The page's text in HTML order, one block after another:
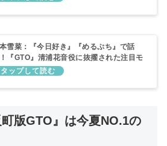
雪菜：『今日好き』『めるぷち』で話
『GTO』清浦花音役に抜擢された注目モ
・女優を紹介
版GTO』は今夏NO.1の